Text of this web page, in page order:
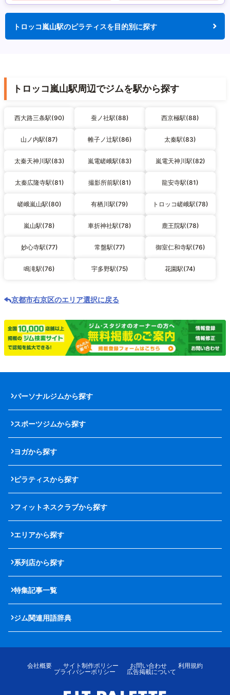
トロッコ嵐山駅のピラティスを目的別に探す
トロッコ嵐山駅周辺でジムを駅から探す
西大路三条駅(90) 蚕ノ社駅(88) 西京極駅(88)
山ノ内駅(87) 帷子ノ辻駅(86) 太秦駅(83)
太秦天神川駅(83) 嵐電嵯峨駅(83) 嵐電天神川駅(82)
太秦広隆寺駅(81) 撮影所前駅(81) 龍安寺駅(81)
嵯峨嵐山駅(80) 有栖川駅(79) トロッコ嵯峨駅(78)
嵐山駅(78) 車折神社駅(78) 鹿王院駅(78)
妙心寺駅(77) 常盤駅(77) 御室仁和寺駅(76)
鳴滝駅(76) 宇多野駅(75) 花園駅(74)
京都市右京区のエリア選択に戻る
パーソナルジムから探す
スポーツジムから探す
ヨガから探す
ピラティスから探す
フィットネスクラブから探す
エリアから探す
系列店から探す
特集記事一覧
ジム関連用語辞典
会社概要 サイト制作ポリシー お問い合わせ
利用規約
プライバシーポリシー
広告掲載について